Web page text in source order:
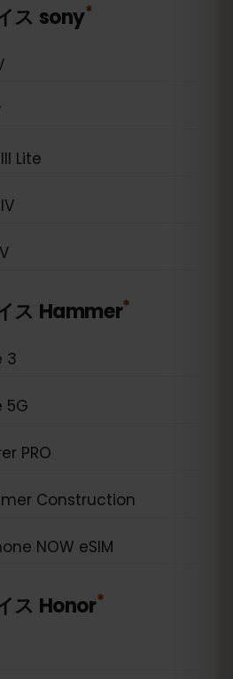
ス sony*
Lite
ス Hammer*
3
5G
PRO
Construction
NOW eSIM
ス Honor*